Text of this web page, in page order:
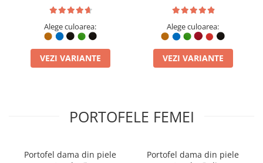
Alege culoarea:
VEZI VARIANTE
Alege culoarea:
VEZI VARIANTE
PORTOFELE FEMEI
Portofel dama din piele
Portofel dama din piele